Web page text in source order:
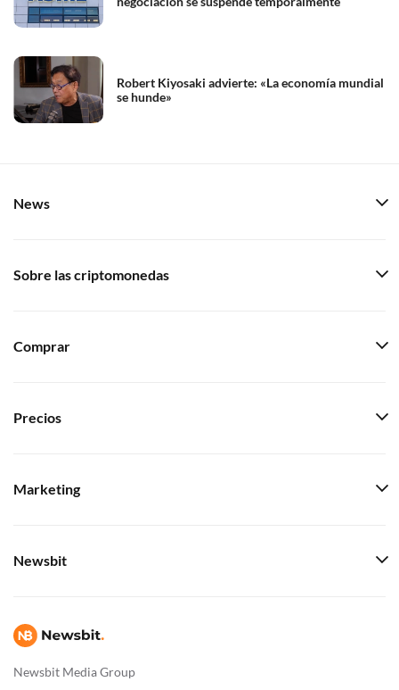
Robert Kiyosaki advierte: «La economía mundial
se hunde»
Newsbit Media Group
News
Sobre las criptomonedas
Comprar
Precios
Marketing
Newsbit